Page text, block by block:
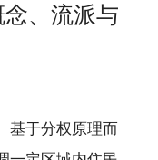
、流派与
基于分权原理而